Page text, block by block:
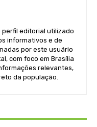
perfil editorial utilizado
informativos e de
por este usuário
com foco em Brasília
relevantes,
da população.